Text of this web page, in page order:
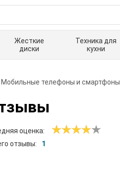
Жесткие
диски
Техника для
кухни
Мобильные телефоны и смартфоны
оценка:
отзывы:
1